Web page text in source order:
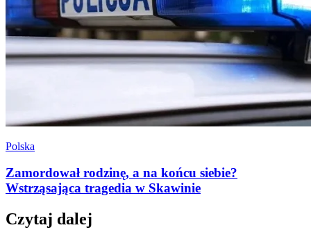
Polska
Zamordował rodzinę, a na końcu siebie?
Wstrząsająca tragedia w Skawinie
Czytaj dalej